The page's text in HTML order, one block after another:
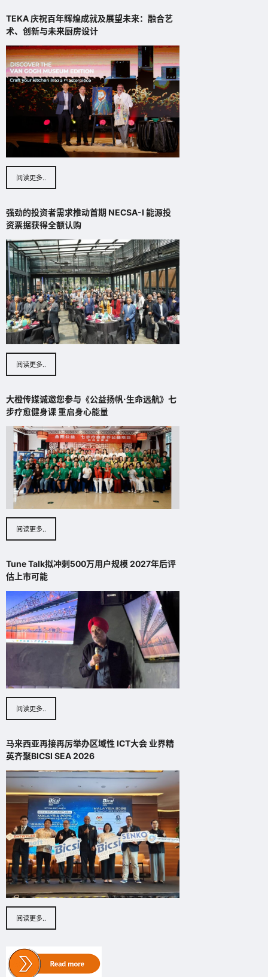
TEKA 庆祝百年辉煌成就及展望未来：融合艺
术、创新与未来厨房设计
阅读更多..
强劲的投资者需求推动首期 NECSA-I 能源投
资票据获得全额认购
阅读更多..
大橙传媒诚邀您参与《公益扬帆·生命远航》七
步疗愈健身课 重启身心能量
阅读更多..
Tune Talk拟冲刺500万用户规模 2027年后评
估上市可能
阅读更多..
马来西亚再接再厉举办区域性 ICT大会 业界精
英齐聚BICSI SEA 2026
阅读更多..